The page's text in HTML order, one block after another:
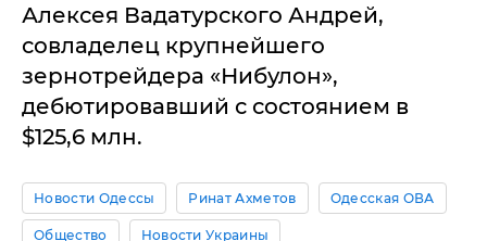
Алексея Вадатурского Андрей,
совладелец крупнейшего
зернотрейдера «Нибулон»,
дебютировавший с состоянием в
$125,6 млн.
Новости Одессы Ринат Ахметов Одесская ОВА
Общество Новости Украины